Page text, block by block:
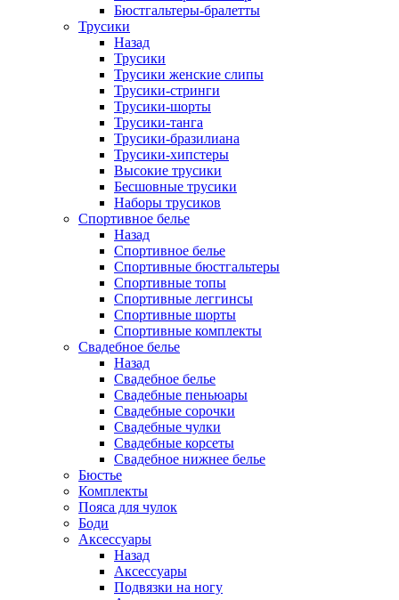
Бюстгальтеры-бралетты
Трусики
Назад
Трусики
Трусики женские слипы
Трусики-стринги
Трусики-шорты
Трусики-танга
Трусики-бразилиана
Трусики-хипстеры
Высокие трусики
Бесшовные трусики
Наборы трусиков
Спортивное белье
Назад
Спортивное белье
Спортивные бюстгальтеры
Спортивные топы
Спортивные леггинсы
Спортивные шорты
Спортивные комплекты
Свадебное белье
Назад
Свадебное белье
Свадебные пеньюары
Свадебные сорочки
Свадебные чулки
Свадебные корсеты
Свадебное нижнее белье
Бюстье
Комплекты
Пояса для чулок
Боди
Аксессуары
Назад
Аксессуары
Подвязки на ногу